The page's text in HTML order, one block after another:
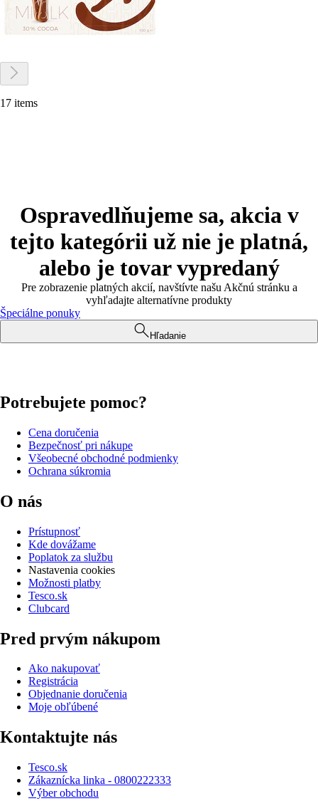
17 items
Ospravedlňujeme sa, akcia v
tejto kategórii už nie je platná,
alebo je tovar vypredaný
Pre zobrazenie platných akcií, navštívte našu Akčnú stránku a
vyhľadajte alternatívne produkty
Špeciálne ponuky
Hľadanie
Potrebujete pomoc?
Cena doručenia
Bezpečnosť pri nákupe
Všeobecné obchodné podmienky
Ochrana súkromia
O nás
Prístupnosť
Kde dovážame
Poplatok za službu
Nastavenia cookies
Možnosti platby
Tesco.sk
Clubcard
Pred prvým nákupom
Ako nakupovať
Registrácia
Objednanie doručenia
Moje obľúbené
Kontaktujte nás
Tesco.sk
Zákaznícka linka - 0800222333
Výber obchodu